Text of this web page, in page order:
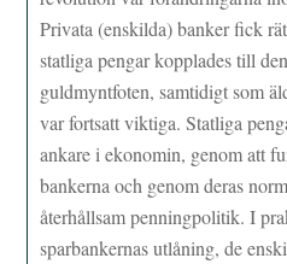
Privata (enskilda) banker fick
statliga pengar kopplades till
guldmyntfoten, samtidigt som
var fortsatt viktiga. Statliga
ankare i ekonomin, genom att
bankerna och genom deras
återhållsam penningpolitik. I
sparbankernas utlåning, de